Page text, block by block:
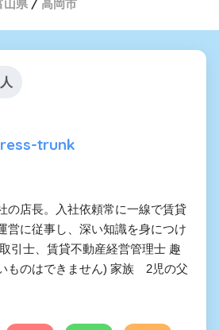
山県 高岡市
trunk
の店長。入社依頼常に一線で賃貸
営に従事し、深い知識を身につけ
引士、賃貸不動産経営管理士 趣
ものはできません) 家族 2児の父